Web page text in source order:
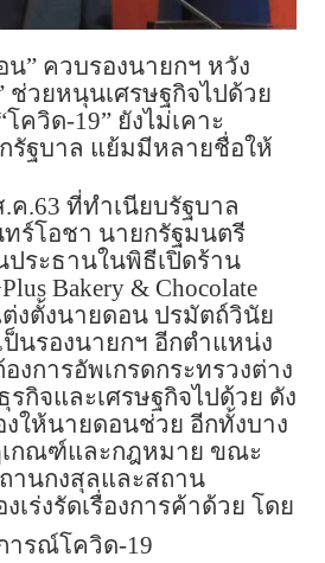
น” ควบรองนายกฯ หวัง
ช่วยหนุนเศรษฐกิจไปด้วย
ควิด-19” ยังไม่เคาะ
รัฐบาล แย้มมีหลายชื่อให้
ค.63 ที่ทำเนียบรัฐบาล
ร์โอชา นายกรัฐมนตรี
ประธานในพิธีเปิดร้าน
Bakery & Chocolate
ต่งตั้งนายดอน ปรมัตถ์วินัย
ป็นรองนายกฯ อีกตำแหน่ง
งการอัพเกรดกระทรวงต่าง
รกิจและเศรษฐกิจไปด้วย ดัง
งให้นายดอนช่วย อีกทั้งบาง
เกณฑ์และกฎหมาย ขณะ
านกงสุลและสถาน
เร่งรัดเรื่องการค้าด้วย โดย
ารณ์โควิด-19